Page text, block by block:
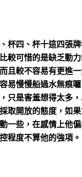
杯四、杯十這四張
較可惜的是缺乏動
且較不容易有更進
易慢慢船過水無痕
只是害羞想得太多
取開放的態度，如
一些，在感情上他
程度不算他的強項。